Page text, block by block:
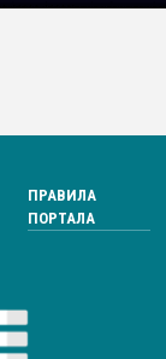
ПРАВИЛА
ПОРТАЛА